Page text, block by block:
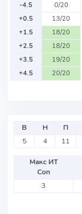
-4.5
0/20
+0.5
13/20
+1.5
18/20
+2.5
18/20
+3.5
19/20
+4.5
20/20
В Н П
5
4 11
Макс ИТ
Соп
3